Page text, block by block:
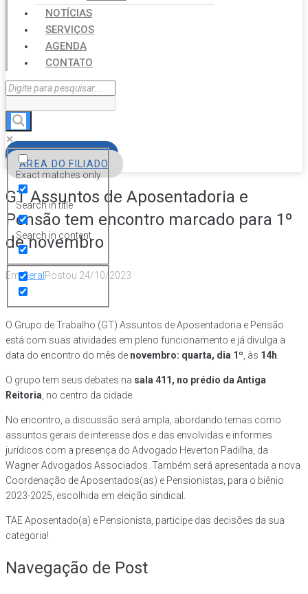
NOTÍCIAS
SERVIÇOS
AGENDA
CONTATO
Exact matches only
Search in title
Search in content
ÁREA DO FILIADO
GT Assuntos de Aposentadoria e
Pensão tem encontro marcado para 1º
de novembro
EmGeral Postou 24/10/2023
O Grupo de Trabalho (GT) Assuntos de Aposentadoria e Pensão
está com suas atividades em pleno funcionamento e já divulga a
data do encontro do mês de novembro: quarta, dia 1º , às 14h
O grupo tem seus debates na sala 411, no prédio da Antiga
Reitoria , no centro da cidade.
No encontro, a discussão será ampla, abordando temas como
assuntos gerais de interesse dos e das envolvidas e informes
jurídicos com a presença do Advogado Heverton Padilha, da
Wagner Advogados Associados. Também será apresentada a nova
Coordenação de Aposentados(as) e Pensionistas, para o biênio
2023-2025, escolhida em eleição sindical.
TAE Aposentado(a) e Pensionista, participe das decisões da sua
categoria!
Navegação de Post